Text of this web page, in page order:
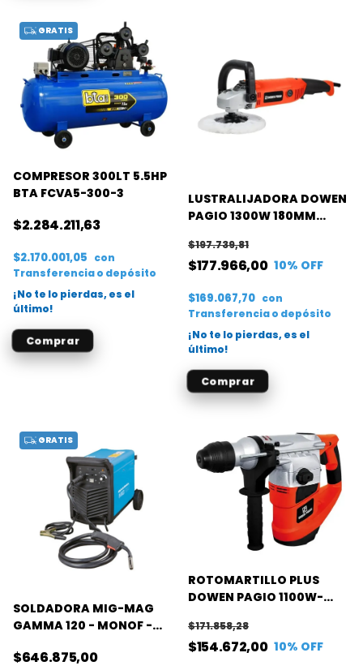
GRATIS
COMPRESOR 300LT 5.5HP
BTA FCVA5-300-3
$2.284.211,63
$2.170.001,05 con
Transferencia o depósito
¡No te lo pierdas, es el
último!
LUSTRALIJADORA DOWEN
PAGIO 1300W 180MM
3600RPM
$177.966,00
$197.739,81
10% OFF
$169.067,70 con
Transferencia o depósito
¡No te lo pierdas, es el
último!
GRATIS
SOLDADORA MIG-MAG
GAMMA 120 - MONOF -
06-08 MM
$646.875,00
ROTOMARTILLO PLUS
DOWEN PAGIO 1100W-
$154.672,00
$171.858,28
10% OFF